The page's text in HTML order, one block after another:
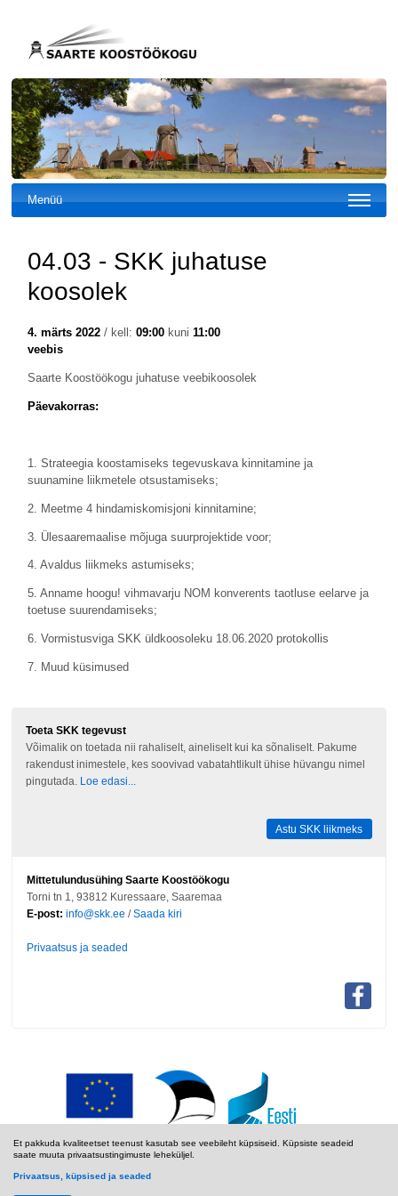
Et pakkuda kvaliteetset teenust kasutab see veebileht küpsiseid. Küpsiste seadeid
saate muuta privaatsustingimuste leheküljel.
Privaatsus, küpsised ja seaded
Menüü
04.03 - SKK juhatuse
koosolek
4. märts 2022/ kell: 09:00kuni 11:00
veebis
Saarte Koostöökogu juhatuse veebikoosolek
Päevakorras:
1. Strateegia koostamiseks tegevuskava kinnitamine ja
suunamine liikmetele otsustamiseks;
2. Meetme 4 hindamiskomisjoni kinnitamine;
3. Ülesaaremaalise mõjuga suurprojektide voor;
4. Avaldus liikmeks astumiseks;
5. Anname hoogu! vihmavarju NOM konverents taotluse eelarve ja
toetuse suurendamiseks;
6. Vormistusviga SKK üldkoosoleku 18.06.2020 protokollis
7. Muud küsimused
Toeta SKK tegevust
Võimalik on toetada nii rahaliselt, aineliselt kui ka sõnaliselt. Pakume
rakendust inimestele, kes soovivad vabatahtlikult ühise hüvangu nimel
pingutada.
Loe edasi...
Astu SKK liikmeks
Mittetulundusühing Saarte Koostöökogu
Torni tn 1, 93812 Kuressaare, Saaremaa
E-post: info@skk.ee /Saada kiri
Privaatsus ja seaded